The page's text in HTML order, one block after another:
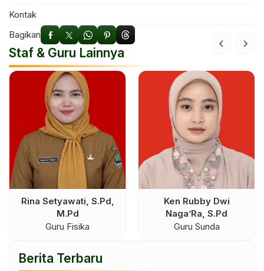
Kontak
Bagikan
Staf & Guru Lainnya
Dwi
Narsi Sumarni, S.Pd
Devi Fitri
Tata Usaha
Berita Terbaru